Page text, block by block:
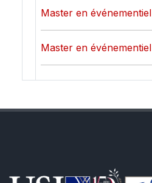
Master en événementiel
Master en événementiel